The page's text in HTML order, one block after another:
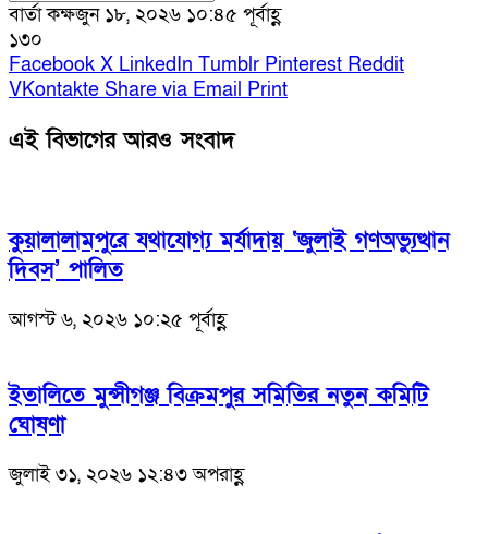
বার্তা কক্ষজুন ১৮, ২০২৬ ১০:৪৫ পূর্বাহ্ণ
১৩০
Facebook X LinkedIn Tumblr Pinterest Reddit
VKontakte Share via Email Print
এই বিভাগের আরও সংবাদ
কুয়ালালামপুরে যথাযোগ্য মর্যাদায় ‘জুলাই গণঅভ্যুত্থান
দিবস’ পালিত
আগস্ট ৬, ২০২৬ ১০:২৫ পূর্বাহ্ণ
ইতালিতে মুন্সীগঞ্জ বিক্রমপুর সমিতির নতুন কমিটি
ঘোষণা
জুলাই ৩১, ২০২৬ ১২:৪৩ অপরাহ্ণ